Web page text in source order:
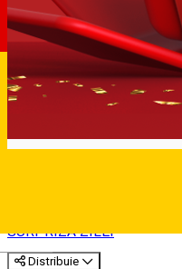
SURPRIZA ZILEI
Distribuie